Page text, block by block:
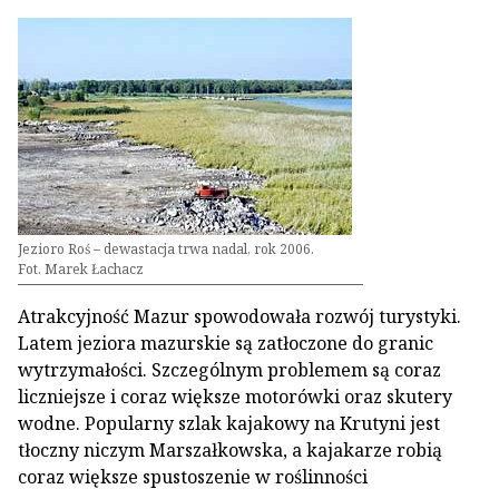
Jezioro Roś – dewastacja trwa nadal, rok 2006.
Fot. Marek Łachacz
Atrakcyjność Mazur spowodowała rozwój turystyki.
Latem jeziora mazurskie są zatłoczone do granic
wytrzymałości. Szczególnym problemem są coraz
liczniejsze i coraz większe motorówki oraz skutery
wodne. Popularny szlak kajakowy na Krutyni jest
tłoczny niczym Marszałkowska, a kajakarze robią
coraz większe spustoszenie w roślinności